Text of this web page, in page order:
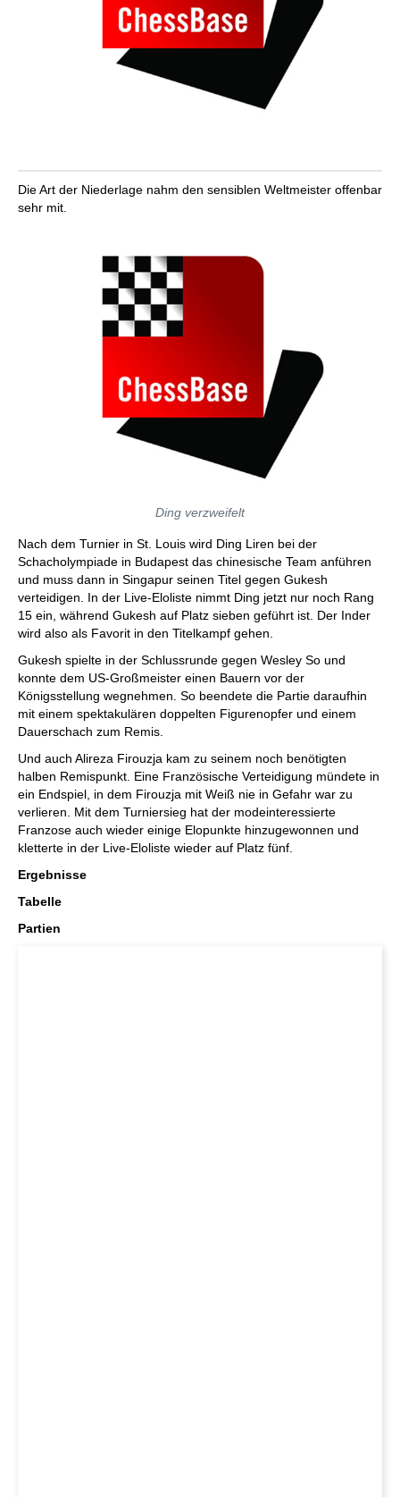
Die Art der Niederlage nahm den sensiblen Weltmeister offenbar
sehr mit.
Ding verzweifelt
Nach dem Turnier in St. Louis wird Ding Liren bei der
Schacholympiade in Budapest das chinesische Team anführen
und muss dann in Singapur seinen Titel gegen Gukesh
verteidigen. In der Live-Eloliste nimmt Ding jetzt nur noch Rang
15 ein, während Gukesh auf Platz sieben geführt ist. Der Inder
wird also als Favorit in den Titelkampf gehen.
Gukesh spielte in der Schlussrunde gegen Wesley So und
konnte dem US-Großmeister einen Bauern vor der
Königsstellung wegnehmen. So beendete die Partie daraufhin
mit einem spektakulären doppelten Figurenopfer und einem
Dauerschach zum Remis.
Und auch Alireza Firouzja kam zu seinem noch benötigten
halben Remispunkt. Eine Französische Verteidigung mündete in
ein Endspiel, in dem Firouzja mit Weiß nie in Gefahr war zu
verlieren. Mit dem Turniersieg hat der modeinteressierte
Franzose auch wieder einige Elopunkte hinzugewonnen und
kletterte in der Live-Eloliste wieder auf Platz fünf.
Ergebnisse
Tabelle
Partien